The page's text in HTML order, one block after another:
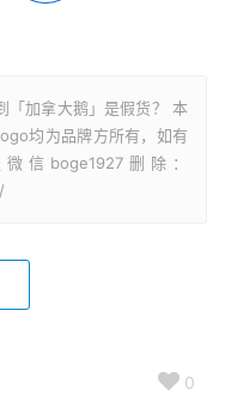
「加拿大鹅」是假货？ 本
均为品牌方所有，如有
信boge1927删除：
0